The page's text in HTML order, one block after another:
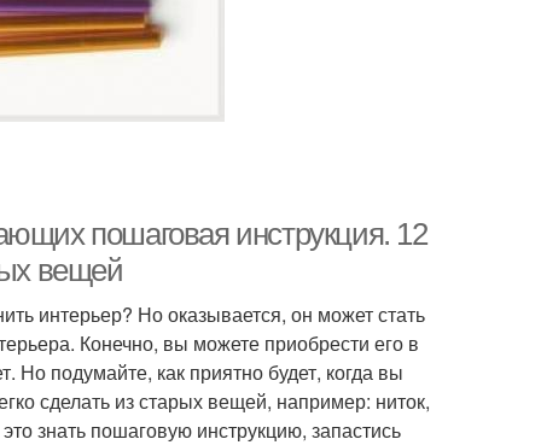
пошаговая инструкция. 12
вещей
интерьер? Но оказывается, он может стать
Конечно, вы можете приобрести его в
Но подумайте, как приятно будет, когда вы
сделать из старых вещей, например: ниток,
знать пошаговую инструкцию, запастись